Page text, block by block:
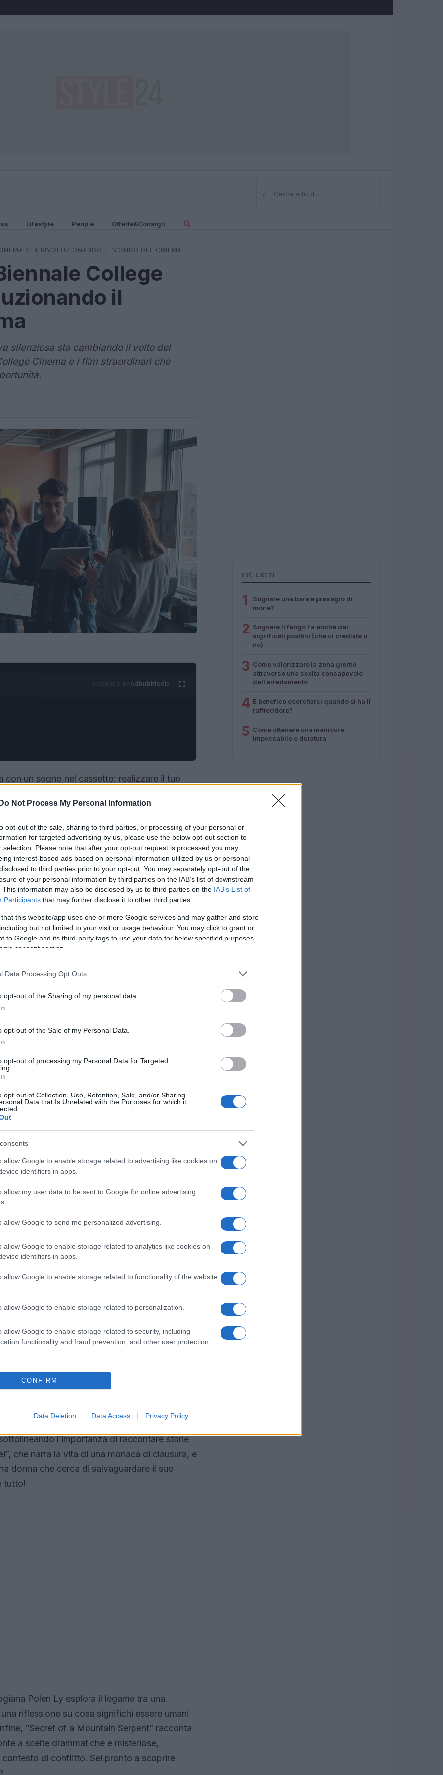
Do Not Process My Personal Information
opt-out of the sale, sharing to third parties, or processing of your personal or
for targeted advertising by us, please use the below opt-out section to
selection. Please note that after your opt-out request is processed you may
interest-based ads based on personal information utilized by us or personal
to third parties prior to your opt-out. You may separately opt-out of the
of your personal information by third parties on the IAB’s list of downstream
This information may also be disclosed by us to third parties on the IAB’s List of
Participants that may further disclose it to other third parties.
that this website/app uses one or more Google services and may gather and store
but not limited to your visit or usage behaviour. You may click to grant or
to Google and its third-party tags to use your data for below specified purposes
consent section.
Data Processing Opt Outs
opt-out of the Sharing of my personal data.
opt-out of the Sale of my Personal Data.
opt-out of processing my Personal Data for Targeted
opt-out of Collection, Use, Retention, Sale, and/or Sharing
Data that Is Unrelated with the Purposes for which it
allow Google to enable storage related to advertising like cookies on
identifiers in apps.
allow my user data to be sent to Google for online advertising
allow Google to send me personalized advertising.
allow Google to enable storage related to analytics like cookies on
identifiers in apps.
allow Google to enable storage related to functionality of the website
allow Google to enable storage related to personalization.
allow Google to enable storage related to security, including
functionality and fraud prevention, and other user protection.
CONFIRM
Data Deletion Data Access Privacy Policy
⌕Cerca
Lifestyle People Offerte&Consigli
STA RIVOLUZIONANDO IL MONDO DEL CINEMA
College
il
silenziosa sta cambiando il volto del
Cinema e i film straordinari che
AdhubMedia
con un sogno nel cassetto: realizzare il tuo
mai a quello che è successo nel 2012,
nel cuore della Mostra del Cinema di
progetto non è solo un trampolino di
per i registi emergenti di lavorare fianco a
ora, alla sua tredicesima edizione, ha ricevuto
che arricchisce ulteriormente il legame tra
più? Segui il racconto!
Neirotti, il Biennale College Cinema ha
il mondo, dando vita a ben 72 film provenienti
nel suo genere», afferma Barbera con
i partecipanti passano dall’idea iniziale al film
euro. E i risultati parlano chiaro! Molti di
il loro debutto a Venezia, diventando veri
c’è dietro a questo incredibile viaggio?
spazio in questo progetto. Il programma
propone di esplorare nuove tecnologie e forme
e totalizzanti per il pubblico.
si espande a tutte le discipline artistiche,
College Blend, ad esempio, invita artisti
uniscano diverse forme d’arte, dimostrando
della Biennale. Ti sei mai chiesto quali
College Cinema pongono un forte accento
Diwan, vincitrice del Leone d’Oro nel
l’importanza di raccontare storie
che narra la vita di una monaca di clausura, e
donna che cerca di salvaguardare il suo
tutto!
Polen Ly esplora il legame tra una
riflessione su cosa significhi essere umani
“Secret of a Mountain Serpent” racconta
a scelte drammatiche e misteriose,
di conflitto. Sei pronto a scoprire
PIÙ LETTI
1
Sognare una bara è presagio di
morte?
2 Sognare il fango ha anche dei
significati positivi (che ci crediate o
no)
3 Come valorizzare la zona giorno
attraverso una scelta consapevole
dell’arredamento
4 È benefico esercitarsi quando si ha il
raffreddore?
5 Come ottenere una manicure
impeccabile e duratura